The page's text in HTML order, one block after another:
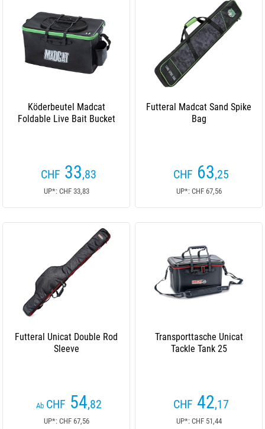
Köderbeutel Madcat
Foldable Live Bait Bucket
CHF 33,83
UP*: CHF 33,83
Futteral Madcat Sand Spike
Bag
CHF 63,25
UP*: CHF 67,56
Futteral Unicat Double Rod
Sleeve
Ab CHF 54,82
UP*: CHF 67,56
Transporttasche Unicat
Tackle Tank 25
CHF 42,17
UP*: CHF 51,44